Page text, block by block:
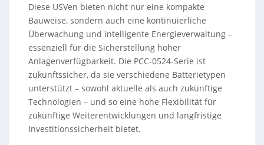
Diese USVen bieten nicht nur eine kompakte
Bauweise, sondern auch eine kontinuierliche
Überwachung und intelligente Energieverwaltung –
essenziell für die Sicherstellung hoher
Anlagenverfügbarkeit. Die PCC-0524-Serie ist
zukunftssicher, da sie verschiedene Batterietypen
unterstützt – sowohl aktuelle als auch zukünftige
Technologien – und so eine hohe Flexibilität für
zukünftige Weiterentwicklungen und langfristige
Investitionssicherheit bietet.